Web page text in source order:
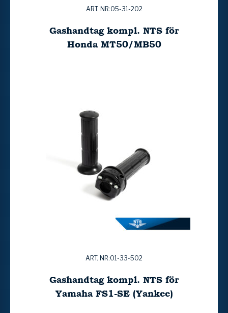
ART. NR:05-31-202
Gashandtag kompl. NTS för
Honda MT50/MB50
ART. NR:01-33-502
Gashandtag kompl. NTS för
Yamaha FS1-SE (Yankee)